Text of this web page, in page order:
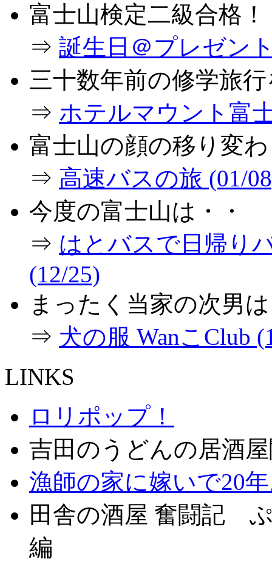
富士山検定二級合格！
⇒ 誕生日＠プレゼン
三十数年前の修学旅
⇒ ホテルマウント富
富士山の顔の移り変
⇒ 高速バスの旅 (01/
今度の富士山は・・
⇒ はとバスで日帰り
(12/25)
まったく当家の次男
⇒ 犬の服 WanこClub
LINKS
ロリポップ！
吉田のうどんの居酒
漁師の家に嫁いで20
田舎の酒屋 奮闘記
編